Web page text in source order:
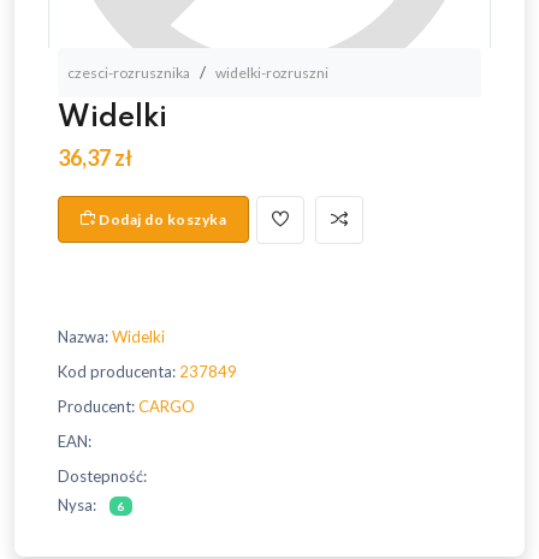
czesci-rozrusznika widelki-rozruszni
Widelki
36,37 zł
Dodaj do koszyka
Nazwa:Widelki
Kod producenta: 237849
Producent:CARGO
EAN:
Dostepność:
Nysa:
6